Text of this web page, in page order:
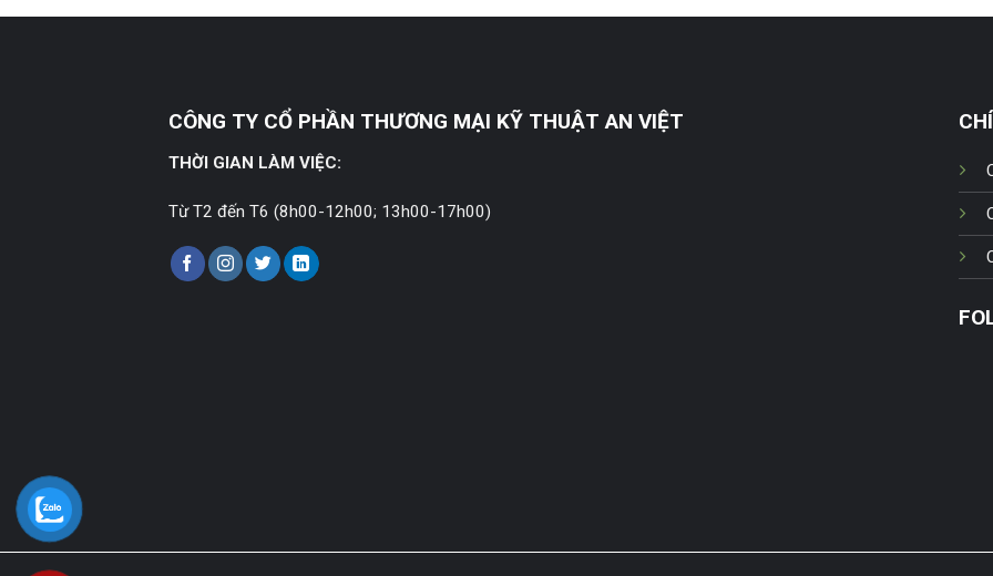
CÔNG TY CỔ PHẦN THƯƠNG MẠI KỸ THUẬT AN VIỆT
THỜI GIAN LÀM VIỆC:
Từ T2 đến T6 (8h00-12h00; 13h00-17h00)